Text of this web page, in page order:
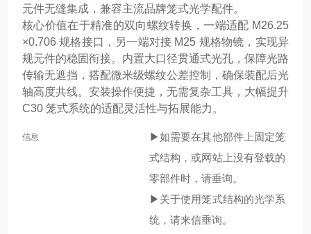
元件无缝集成，兼容主流品牌笼式光学配件。
核心价值在于精准的双向螺纹转换，一端适配 M26.25
×0.706 规格接口，另一端对接 M25 规格物镜，实现异
规元件的稳固衔接。内置大口径贯通式光孔，保障光路
传输无遮挡，搭配微米级螺纹公差控制，确保装配后光
轴高度共线。安装操作便捷，无需复杂工具，大幅提升
C30 笼式系统的适配灵活性与拓展能力。
信息
▶如需要在其他部件上固定笼
式结构，或网站上没有登载的
零部件时，请垂询。
▶关于使用笼式结构的光学系
统，请来信垂询。